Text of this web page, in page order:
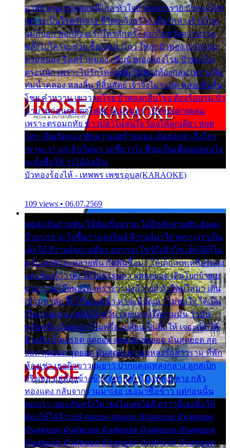
อาลัย หนุ่มรูปหล่อหนีไกล หัวใจบัวทองระรวย บัวทองโศก
เพราะเป็นโรครักจาง ชีวิตเคว้งคว้าง เมื่อรักห่างร้างไกล
แม่ก็บอก พ่อก็สั่งจะรักใครสักครั้ง อย่าไปหวังความรวย
พลั้งไปใครจะช่วย ซื้อเปลมาไกว ให้ลูกบัวทอง เวรกรรม
ตามสนอง จึงเศร้าหมอง กลีบบัวทองต้องโรย บัวทองไม่
ตระหนัก เพราะไม่รักโคลนตม บัวทองท้องกลม เพราะลืม
ตมน้ำคลอง หลงลิ้น ที่สิ้นสัตย์ เจ้าจึงไม่ระมัด หลงกลิ่นลิ้น
โชย คำหวาน เขาวาดโรย บัวทองกลีบโรย ต้องร้อนรุม บัว
มาบานก่อนตูม ดุจไฟสุมร้อนรุมอุรา บัวทองผ่ายผอม
เพราะตรอมฤทัย ข้าวปลาไม่สนใจ ร้องไห้ลูกเดียว หยุด
โศก เสียเถิดทอง พักความเศร้าหมอง เถิดทองจ๋า ถึงใคร
เขาจะว่า ลูกเจ้าเกิดมา จะชื่อว่าไง พี่ขอเป็นเพื่อนปลอบใจ
จะตั้งชื่อให้ ว่าไอ้บังเอิญ
บัวทองร้องไห้ - เทพพร เพชรอุบล(KARAOKE)
109 views • 06.07.2569
พ่อส่งเงินสามพัน ให้ฉันเรียนราม ได้อีกสักสามพัน ฉันคง
บ๊าย บาย จะไปซื้อกางเกงยีนส์ ลีวายส์มาใส่ เพราะเราเป็น
เด็กใต้ ลีวายส์อย่างเดียว อยากจะโชว์ถึงหิวโซ เด็กใต้ก็ไม่
หวั่น ตกตัวละหลายพัน กัดฟันซื้อมา ให้เด็กเทพเหลียวมอง
และต้องรู้ว่า เด็กใต้ไม่ธรรมดา แต่สุดยอด เดินโยกย้ายเย
ยวน กวนโอ๊ยพอได้ เพราะว่านุ่งลีวายส์ ตัวใหม่ใส่มา เดิน
เข้ามหาลัย จิ๊กโก๊มองหน้า ท่าจะมีปัญหา ไม่พอใจ ได้เป็น
เรื่องแน่นอน แต่ฉันไม่หวั่น เลยแหลงใต้ถามมัน ว่ามัน
พรั่นพรือ มันตอบว่าไม่พรื่อ เปลี่ยนเป็นยิ้มให้ เจอะเด็กใต้
ด้วยกัน ก็เลยรอด สุดยอด สุดยอด สุดยอด มันสุดยอด สุด
ยอด สุดยอด สุดยอด มันสุดยอด แอบหลงรักสาวราม ที่พัก
ห้องเช่า เธอผิวขาวผมยาว ปากแดงแหลงกลาง ถูกสเป็ก
จริงเธอ อยู่ห้องข้างข้าง อยากเข้าไปแหลงกลาง กลัว
ทองแดง กลับจากรามมาเจอ เธอมาซื้อข้าว แต่ก่อนนั้น
สองเรา เจอะกันครั้งใด เธอไม่เคยไยดี คราวนี้เธอยิ้มให้
ต้องให้ใส่ลีวายส์ สุดยอด สุดยอด มันสุดยอด มันสุดยอด
มันสุดยอด มันสุดยอด มันสุดยอด มันสุดยอด มันสุดยอด
มันสุดยอด มันสุดยอด มันสุดยอด มันสุดยอด มันสุดยอด